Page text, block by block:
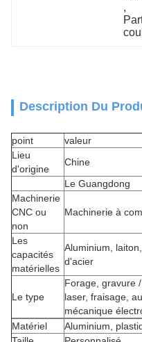
,
Description Du
point
valeur
Lieu
d'origine
Chine
Le Guangdong
Machinerie
CNC ou
non
Machinerie à
Les
capacités
matérielles
Aluminium,
d'acier
Le type
Forage, gravure
laser, fraisage,
mécanique
Matériel
Aluminium,